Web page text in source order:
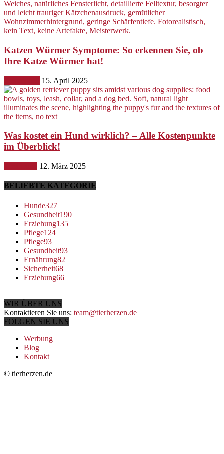
Katzen Würmer Symptome: So erkennen Sie, ob
Ihre Katze Würmer hat!
15. April 2025
Was kostet ein Hund wirklich? – Alle Kostenpunkte
im Überblick!
12. März 2025
BELIEBTE KATEGORIE
Hunde327
Gesundheit190
Erziehung135
Pflege124
Pflege93
Gesundheit93
Ernährung82
Sicherheit68
Erziehung66
WIR ÜBER UNS
Kontaktieren Sie uns: team@tierherzen.de
FOLGEN SIE UNS
Werbung
Blog
Kontakt
© tierherzen.de